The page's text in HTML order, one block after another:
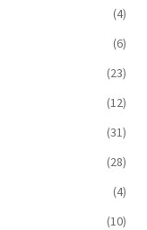
(4)
(6)
(23)
(12)
(31)
(28)
(4)
(10)